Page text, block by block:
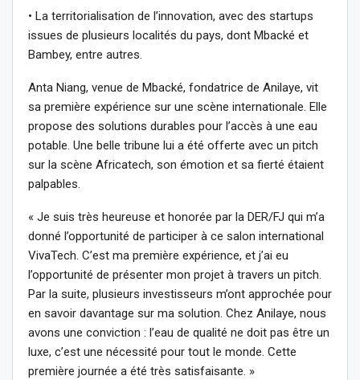
• La territorialisation de l’innovation, avec des startups
issues de plusieurs localités du pays, dont Mbacké et
Bambey, entre autres.
Anta Niang, venue de Mbacké, fondatrice de Anilaye, vit
sa première expérience sur une scène internationale. Elle
propose des solutions durables pour l’accès à une eau
potable. Une belle tribune lui a été offerte avec un pitch
sur la scène Africatech, son émotion et sa fierté étaient
palpables.
« Je suis très heureuse et honorée par la DER/FJ qui m’a
donné l’opportunité de participer à ce salon international
VivaTech. C’est ma première expérience, et j’ai eu
l’opportunité de présenter mon projet à travers un pitch.
Par la suite, plusieurs investisseurs m’ont approchée pour
en savoir davantage sur ma solution. Chez Anilaye, nous
avons une conviction : l’eau de qualité ne doit pas être un
luxe, c’est une nécessité pour tout le monde. Cette
première journée a été très satisfaisante. »